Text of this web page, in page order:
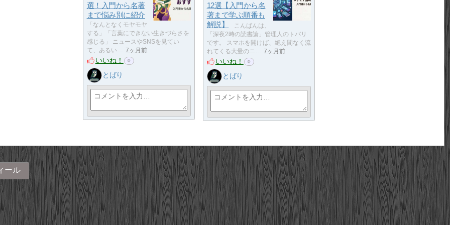
選！入門から名著
まで悩み別に紹介
「なんとなくモヤモヤ
する」「言葉にできない生きづらさを
感じる」 ニュースやSNSを見てい
て、あるい…
7ヶ月前
いいね！ 0
とばり
12選【入門から名
著まで学ぶ順番も
解説】
こんばんは、
「深夜2時の読書論」管理人のトバリ
です。 スマホを開けば、絶え間なく流
れてくる大量のニ…
7ヶ月前
いいね！ 0
とばり
ール